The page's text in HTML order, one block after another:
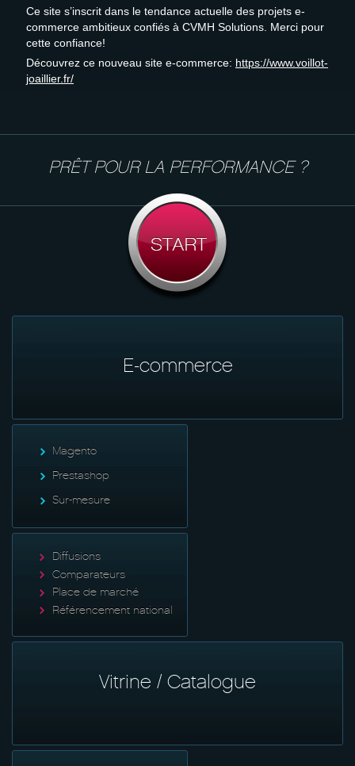
Ce site s’inscrit dans le tendance actuelle des projets e-
commerce ambitieux confiés à CVMH Solutions. Merci pour
cette confiance!
Découvrez ce nouveau site e-commerce: https://www.voillot-
joaillier.fr/
PRÊT POUR LA PERFORMANCE ?
E-commerce
Magento
Prestashop
Sur-mesure
Diffusions
Comparateurs
Place de marché
Référencement national
Vitrine / Catalogue